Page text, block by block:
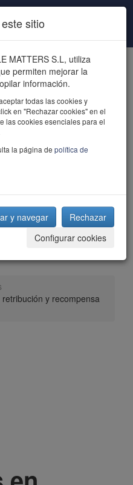
talent
y recompensa
sitio
MATTERS S.L, utiliza
permiten mejorar la
información.
todas las cookies y
en "Rechazar cookies" en el
las cookies esenciales para el
la página de política de
y navegar
Rechazar
Configurar cookies